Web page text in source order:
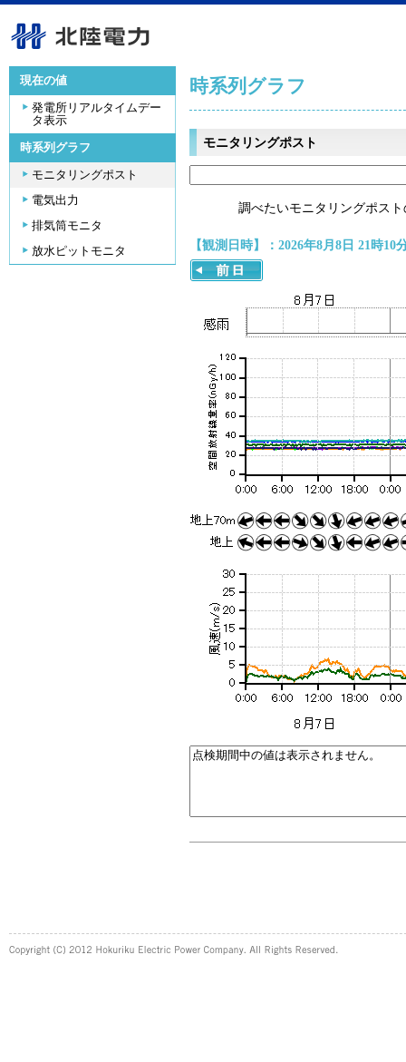
現在の値
発電所リアルタイムデー
タ表示
時系列グラフ
モニタリングポスト
電気出力
排気筒モニタ
放水ピットモニタ
時系列グラフ
モニタリングポスト
調べたいモニタリングポス
【観測日時】：2026年8月8日 21時10